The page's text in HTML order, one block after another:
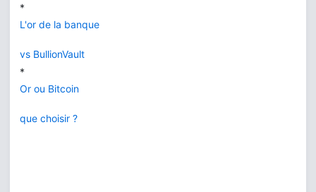
*
L'or de la banque
vs BullionVault
*
Or ou Bitcoin
que choisir ?